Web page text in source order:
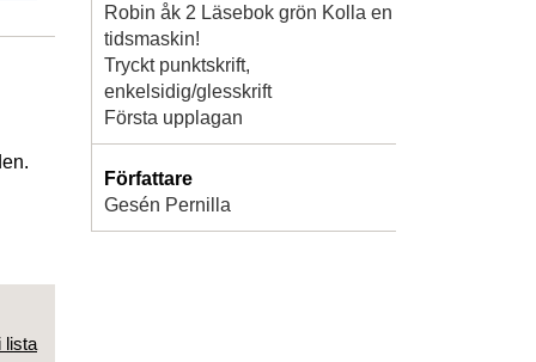
lista
Robin åk 2 Läsebok grön Kolla en
tidsmaskin!
Tryckt punktskrift,
enkelsidig/glesskrift
Första upplagan
Författare
Gesén Pernilla